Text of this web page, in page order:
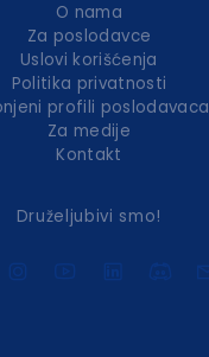
O nama
Za poslodavce
Uslovi korišćenja
Politika privatnosti
profili poslodavaca
Za medije
Kontakt
Druželjubivi smo!